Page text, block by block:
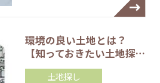
環境の良い土地とは？
【知っておきたい土地探…
土地探し